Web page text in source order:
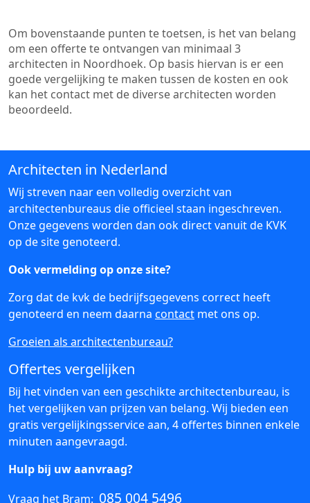
Om bovenstaande punten te toetsen, is het van belang
om een offerte te ontvangen van minimaal 3
architecten in Noordhoek. Op basis hiervan is er een
goede vergelijking te maken tussen de kosten en ook
kan het contact met de diverse architecten worden
beoordeeld.
Architecten in Nederland
Wij streven naar een volledig overzicht van
architectenbureaus die officieel staan ingeschreven.
Onze gegevens worden dan ook direct vanuit de KVK
op de site genoteerd.
Ook vermelding op onze site?
Zorg dat de kvk de bedrijfsgegevens correct heeft
genoteerd en neem daarna contact met ons op.
Groeien als architectenbureau?
Offertes vergelijken
Bij het vinden van een geschikte architectenbureau, is
het vergelijken van prijzen van belang. Wij bieden een
gratis vergelijkingsservice aan, 4 offertes binnen enkele
minuten aangevraagd.
Hulp bij uw aanvraag?
Vraag het Bram: 085 004 5496